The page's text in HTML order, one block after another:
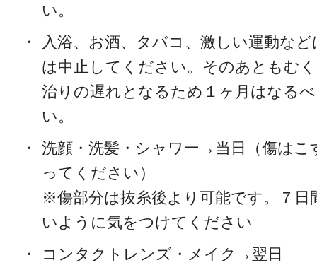
い。
入浴、お酒、タバコ、激しい運動など
は中止してください。そのあともむ
治りの遅れとなるため１ヶ月はなる
い。
洗顔・洗髪・シャワー→当日（傷はこ
ってください）
※傷部分は抜糸後より可能です。７日
いように気をつけてください
コンタクトレンズ・メイク→翌日